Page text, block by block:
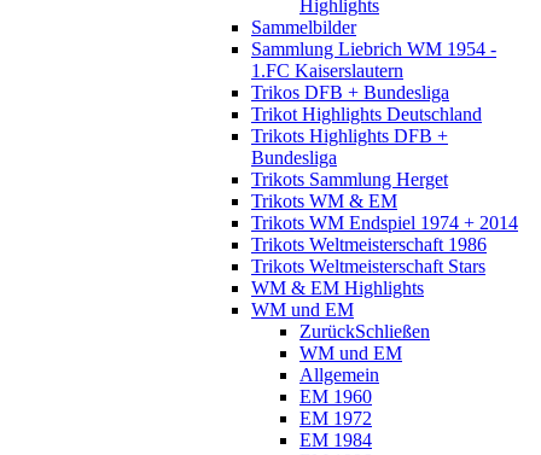
Highlights
Sammelbilder
Sammlung Liebrich WM 1954 -
1.FC Kaiserslautern
Trikos DFB + Bundesliga
Trikot Highlights Deutschland
Trikots Highlights DFB +
Bundesliga
Trikots Sammlung Herget
Trikots WM & EM
Trikots WM Endspiel 1974 + 2014
Trikots Weltmeisterschaft 1986
Trikots Weltmeisterschaft Stars
WM & EM Highlights
WM und EM
ZurückSchließen
WM und EM
Allgemein
EM 1960
EM 1972
EM 1984